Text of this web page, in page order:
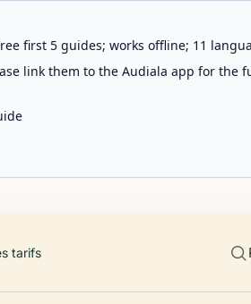
first 5 guides; works offline; 11
link them to the Audiala app for the
tarifs